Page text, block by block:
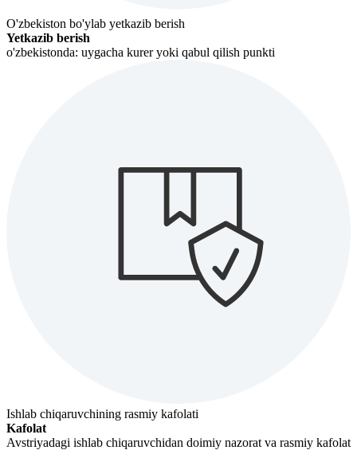
O'zbekiston bo'ylab yetkazib berish
Yetkazib berish
o'zbekistonda: uygacha kurer yoki qabul qilish punkti
Ishlab chiqaruvchining rasmiy kafolati
Kafolat
Avstriyadagi ishlab chiqaruvchidan doimiy nazorat va rasmiy kafolat